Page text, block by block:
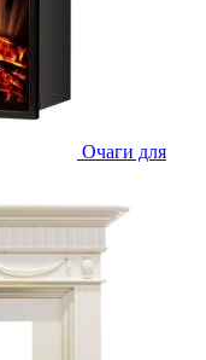
Очаги для